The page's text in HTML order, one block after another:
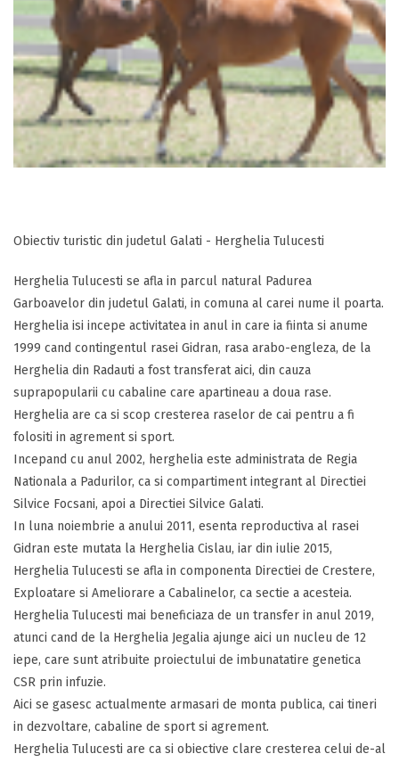
Obiectiv turistic din judetul Galati - Herghelia Tulucesti
Herghelia Tulucesti se afla in parcul natural Padurea
Garboavelor din judetul Galati, in comuna al carei nume il poarta.
Herghelia isi incepe activitatea in anul in care ia fiinta si anume
1999 cand contingentul rasei Gidran, rasa arabo-engleza, de la
Herghelia din Radauti a fost transferat aici, din cauza
suprapopularii cu cabaline care apartineau a doua rase.
Herghelia are ca si scop cresterea raselor de cai pentru a fi
folositi in agrement si sport.
Incepand cu anul 2002, herghelia este administrata de Regia
Nationala a Padurilor, ca si compartiment integrant al Directiei
Silvice Focsani, apoi a Directiei Silvice Galati.
In luna noiembrie a anului 2011, esenta reproductiva al rasei
Gidran este mutata la Herghelia Cislau, iar din iulie 2015,
Herghelia Tulucesti se afla in componenta Directiei de Crestere,
Exploatare si Ameliorare a Cabalinelor, ca sectie a acesteia.
Herghelia Tulucesti mai beneficiaza de un transfer in anul 2019,
atunci cand de la Herghelia Jegalia ajunge aici un nucleu de 12
iepe, care sunt atribuite proiectului de imbunatatire genetica
CSR prin infuzie.
Aici se gasesc actualmente armasari de monta publica, cai tineri
in dezvoltare, cabaline de sport si agrement.
Herghelia Tulucesti are ca si obiective clare cresterea celui de-al